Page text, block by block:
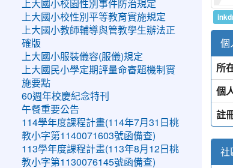
個
所
個
註
社
上大國小校園性別事件防治規定
上大國小校性別平等教育實施規定
上大國小教師輔導與管教學生辦法正
確版
上大國小服裝儀容(服儀)規定
上大國民小學定期評量命審題機制實
施要點
60週年校慶紀念特刊
午餐重要公告
114學年度課程計畫(114年7月31日桃
教小字第1140071603號函備查)
113學年度課程計畫(113年8月12日桃
教小字第1130076145號函備查)